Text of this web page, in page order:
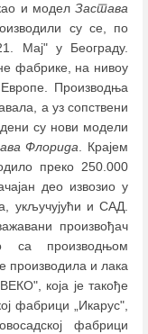
и модел Застава
су се, по
Мај" у Београду.
фабрике, на нивоу
Европе. Производња
а уз сопствени
су нови модели
Флорида. Крајем
преко 250.000
део извозио у
укључујући и САД.
произвођач
са производњом
производила и лака
која је такође
фабрици „Икарус",
фабрици